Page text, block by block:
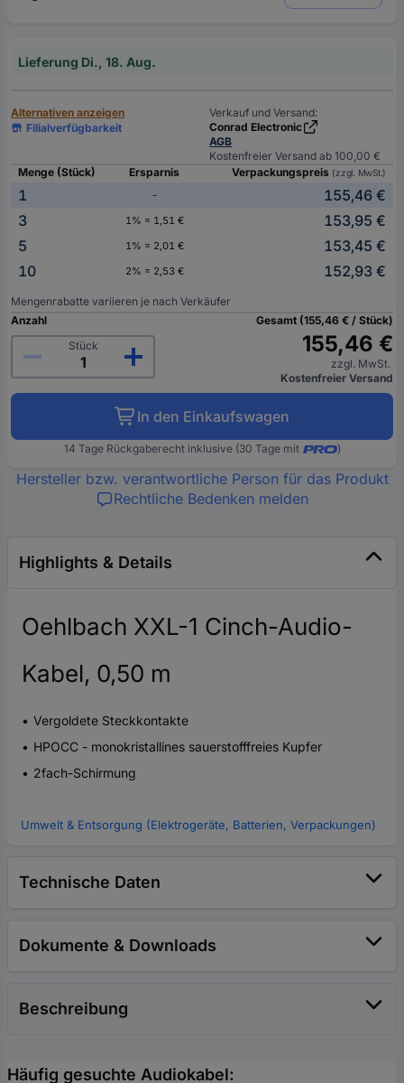
Lieferung Di., 18. Aug.
Alternativen anzeigen
Filialverfügbarkeit
Verkauf und Versand:
Conrad Electronic
AGB
Kostenfreier Versand ab 100,00 €
Menge (Stück)
Ersparnis Verpackungspreis (zzgl. MwSt.)
1 -
155,46 €
3
1% = 1,51 €
153,95 €
5
1% = 2,01 €
153,45 €
10
2% = 2,53 € 152,93 €
Mengenrabatte variieren je nach Verkäufer
Anzahl
Stück
Gesamt (155,46 € / Stück)
155,46 €
zzgl. MwSt.
Kostenfreier Versand
In den Einkaufswagen
14 Tage Rückgaberecht inklusive (30 Tage mit )
Hersteller bzw. verantwortliche Person für das Produkt
Rechtliche Bedenken melden
Highlights & Details
Oehlbach XXL-1 Cinch-Audio-
Kabel, 0,50 m
Vergoldete Steckkontakte
HPOCC - monokristallines sauerstofffreies Kupfer
2fach-Schirmung
Umwelt & Entsorgung (Elektrogeräte, Batterien, Verpackungen)
Technische Daten
Dokumente & Downloads
Beschreibung
Häufig gesuchte Audiokabel: